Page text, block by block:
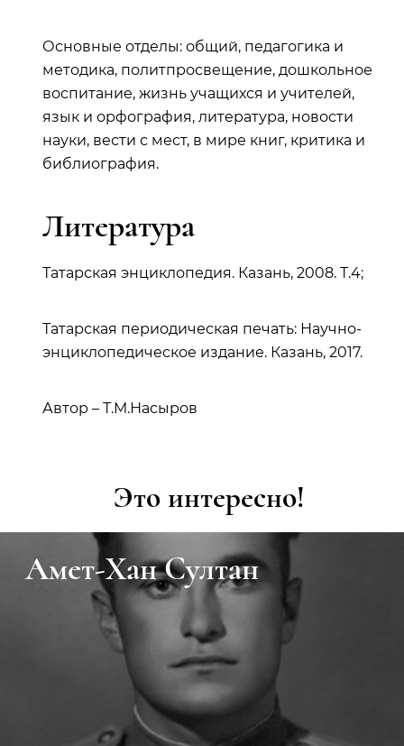
Основные отделы: общий, педагогика и
методика, политпросвещение, дошкольное
воспитание, жизнь учащихся и учителей,
язык и орфография, литература, новости
науки, вести с мест, в мире книг, критика и
библиография.
Литература
Татарская энциклопедия. Казань, 2008. Т.4;
Татарская периодическая печать: Научно-
энциклопедическое издание. Казань, 2017.
Автор – Т.М.Насыров
Это интересно!
Амет-Хан Султан